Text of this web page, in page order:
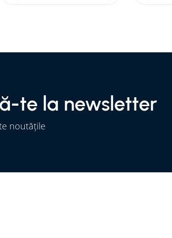
te la newsletter
noutățile